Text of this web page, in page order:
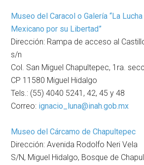
Museo del Caracol o Galería “La
Mexicano por su Libertad”
Dirección: Rampa de acceso al
s/n
Col. San Miguel Chapultepec, 1ra.
CP 11580 Miguel Hidalgo
Tels.: (55) 4040 5241, 42, 45 y 48
Correo: ignacio_luna@inah.gob.mx
Museo del Cárcamo de Chapultepec
Dirección: Avenida Rodolfo Neri Vela
S/N, Miguel Hidalgo, Bosque de